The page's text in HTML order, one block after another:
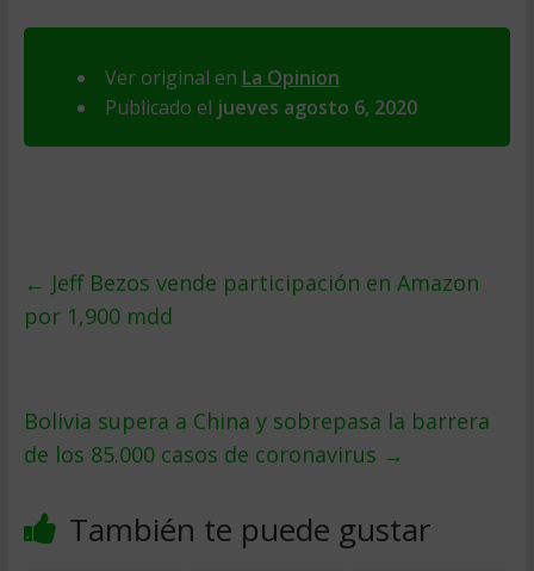
Ver original en La Opinion
Publicado el jueves agosto 6, 2020
← Jeff Bezos vende participación en Amazon
por 1,900 mdd
Bolivia supera a China y sobrepasa la barrera
de los 85.000 casos de coronavirus →
También te puede gustar